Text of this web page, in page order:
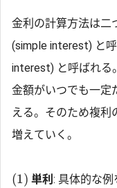
金利の計算方法は二
(simple interest) と
interest) と呼ばれる
金額がいつでも一定
える。そのため複利
増えていく。
(1) 単利 : 具体的な